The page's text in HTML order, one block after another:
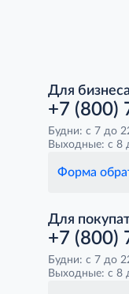
Для бизнеса
+7 (800)
Будни: с 7 до
Выходные: с 8
Форма
Для
+7 (800)
Будни: с 7 до
Выходные: с 8